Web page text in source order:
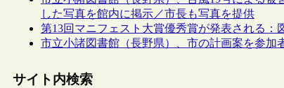
した写真を館内に掲示／市長も写真を提供
第13回マニフェスト大賞優秀賞が発表される：
市立小諸図書館（長野県）、市の計画案を参
サイト内検索